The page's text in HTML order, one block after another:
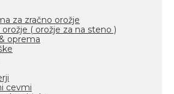
za zračno orožje
( orožje za na steno )
oprema
cevmi